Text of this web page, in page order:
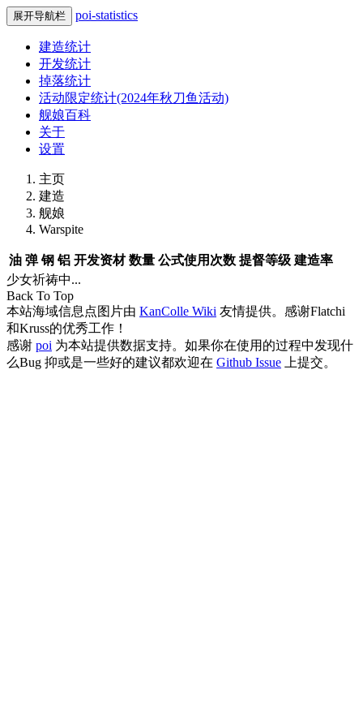
展开导航栏 poi-statistics
建造统计
开发统计
掉落统计
活动限定统计(2024年秋刀鱼活动)
舰娘百科
关于
设置
主页
建造
舰娘
Warspite
油 弹 钢 铝 开发资材 数量 公式使用次数 提督等级 建造率
少女祈祷中...
Back To Top
本站海域信息点图片由 KanColle Wiki 友情提供。感谢Flatchi
和Kruss的优秀工作！
感谢 poi 为本站提供数据支持。如果你在使用的过程中发现什
么Bug 抑或是一些好的建议都欢迎在 Github Issue 上提交。